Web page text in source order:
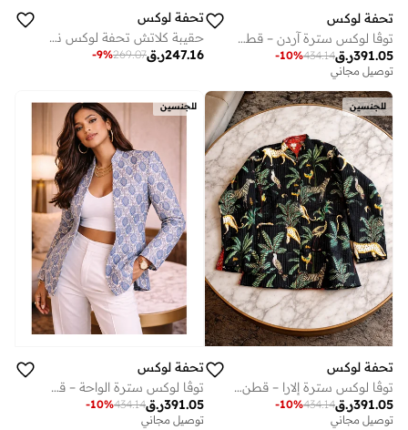
تحفة لوكس
توڤا لوكس سترة آردن – قطن مطبوع يدوياً (متوسط 69 × 48 سم) | سترة حرفية للجنسين
ر.ق391.05
434.14
-10%
توصيل مجاني
تحفة لوكس
حقيبة كلاتش تحفة لوكس نعيمة تاورف المصنوعة يدويًا - حرير النعناع مع زهور فضية عتيقة مطرزة يدويًا، وحواف نحاسية مضلعة وزينة شرابة (27.5 × 20 سم)
ر.ق247.16
269.07
-9%
للجنسين
تحفة لوكس
توڤا لوكس سترة إلارا – قطن مطبوع يدوياً (متوسط 69 × 48 سم) | سترة حرفية للجنسين
ر.ق391.05
434.14
-10%
توصيل مجاني
للجنسين
تحفة لوكس
توڤا لوكس سترة الواحة – قطن مطبوع يدوياً (كبير 50 × 70 سم) | سترة حرفية للجنسين
ر.ق391.05
434.14
-10%
توصيل مجاني